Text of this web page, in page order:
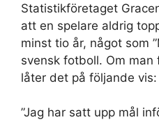
Statistikföretaget
att en spelare aldrig
minst tio år, något som
svensk fotboll. Om man
låter det på följande vis:
”Jag har satt upp mål